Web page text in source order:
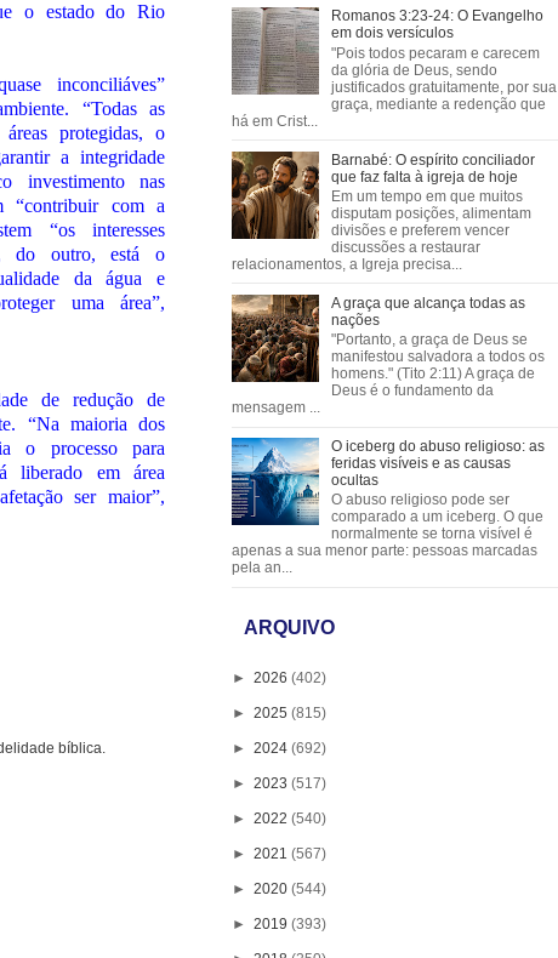
o estado do Rio
inconciliáves”
“Todas as
protegidas, o
a integridade
investimento nas
“contribuir com a
“os interesses
do outro, está o
da água e
uma área”,
de redução de
“Na maioria dos
o processo para
liberado em área
ser maior”,
bíblica.
Romanos 3:23-24: O Evangelho
em dois versículos
"Pois todos pecaram e carecem
da glória de Deus, sendo
justificados gratuitamente, por sua
graça, mediante a redenção que
há em Crist...
Barnabé: O espírito conciliador
que faz falta à igreja de hoje
Em um tempo em que muitos
disputam posições, alimentam
divisões e preferem vencer
discussões a restaurar
relacionamentos, a Igreja precisa...
A graça que alcança todas as
nações
"Portanto, a graça de Deus se
manifestou salvadora a todos os
homens." (Tito 2:11) A graça de
Deus é o fundamento da
mensagem ...
O iceberg do abuso religioso: as
feridas visíveis e as causas
ocultas
O abuso religioso pode ser
comparado a um iceberg. O que
normalmente se torna visível é
apenas a sua menor parte: pessoas marcadas
pela an...
ARQUIVO
► 2026 (402)
► 2025 (815)
► 2024 (692)
► 2023 (517)
► 2022 (540)
► 2021 (567)
► 2020 (544)
► 2019 (393)